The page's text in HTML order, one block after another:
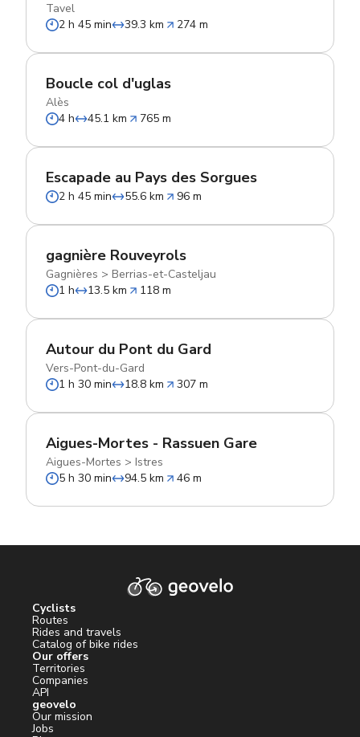
Tavel
2 h 45 min
39.3 km 274 m
Boucle col d'uglas
Alès
4 h
45.1 km 765 m
Escapade au Pays des Sorgues
2 h 45 min 55.6 km 96 m
gagnière Rouveyrols
Gagnières > Berrias-et-Casteljau
1 h
13.5 km 118 m
Autour du Pont du Gard
Vers-Pont-du-Gard
1 h 30 min
18.8 km 307 m
Aigues-Mortes - Rassuen Gare
Aigues-Mortes > Istres
5 h 30 min
94.5 km 46 m
Cyclists
Routes
Rides and travels
Catalog of bike rides
Our offers
Territories
Companies
API
geovelo
Our mission
Jobs